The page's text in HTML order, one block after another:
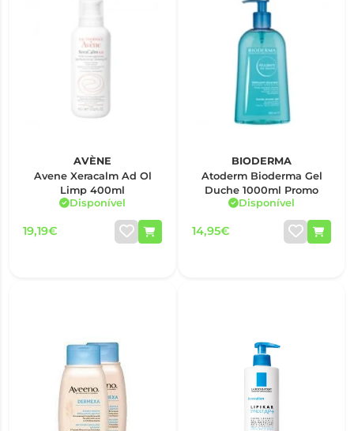
AVÈNE
Avene Xeracalm Ad Ol
Limp 400ml
Disponível
19,19€
BIODERMA
Atoderm Bioderma Gel
Duche 1000ml Promo
Disponível
14,95€